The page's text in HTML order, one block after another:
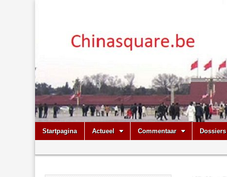
Chinasquare.be
Main
menu
Skip
Startpagina Actueel Commentaar Dossiers
menu